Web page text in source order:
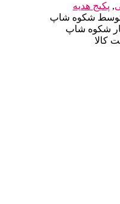
, پکیج هدیه
توسط شکوه شاپ
شکوه شاپ
کالا